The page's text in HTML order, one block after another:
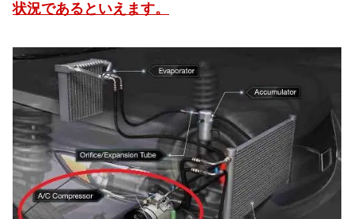
状況であるといえます。